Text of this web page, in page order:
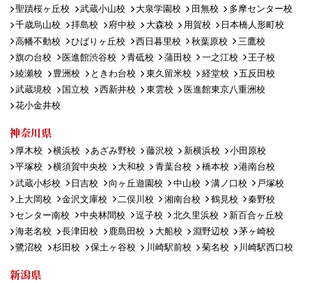
聖蹟桜ヶ丘校
武蔵小山校 大泉学園校 田無校
多摩センター校
千歳烏山校
拝島校 府中校 大森校 用賀校
日本橋人形町校
高幡不動校
ひばりヶ丘校 西日暮里校 秋葉原校
三鷹校
旗の台校
医進館渋谷校 青砥校 蒲田校 一之江校
王子校
綾瀬校
豊洲校 ときわ台校 東久留米校 経堂校
五反田校
武蔵境校
国立校 西新井校 東雲校
医進館東京八重洲校
花小金井校
神奈川県
厚木校 横浜校 あざみ野校 藤沢校 新横浜校
小田原校
平塚校
横須賀中央校 大和校 青葉台校 橋本校
港南台校
武蔵小杉校
日吉校 向ヶ丘遊園校 中山校 溝ノ口校
戸塚校
上大岡校
金沢文庫校 二俣川校 湘南台校 鶴見校
秦野校
センター南校
中央林間校 逗子校 北久里浜校
新百合ヶ丘校
海老名校
長津田校 鹿島田校 大船校 淵野辺校
茅ヶ崎校
鷺沼校
杉田校 保土ヶ谷校 川崎駅前校 菊名校 川崎駅西口校
新潟県